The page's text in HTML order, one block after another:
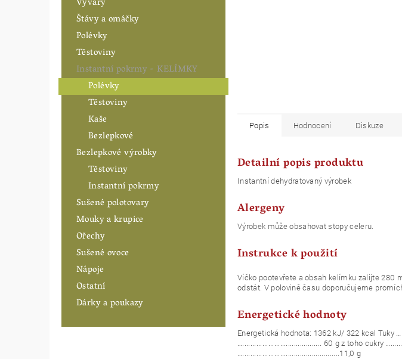
Štávy a omáčky
Polévky
Těstoviny
Instantní pokrmy - KELÍMKY
Polévky
Těstoviny
Kaše
Bezlepkové
Bezlepkové výrobky
Těstoviny
Instantní pokrmy
Sušené polotovary
Mouky a krupice
Ořechy
Sušené ovoce
Nápoje
Ostatní
Dárky a poukazy
Popis Hodnocení Diskuze
Detailní popis produktu
Instantní dehydratovaný výrobek
Alergeny
Výrobek může obsahovat stopy celeru.
Instrukce k použití
Víčko pootevřete a obsah kelímku zalijte 280
odstát. V polovině času doporučujeme
Energetické hodnoty
Energetická hodnota: 1362 kJ/ 322 kcal Tuky
…........................................ 60 g z toho cukry
….................................................11,0 g